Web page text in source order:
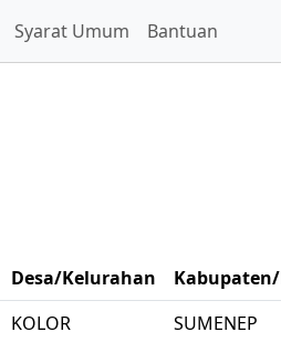
Syarat Umum Bantuan
Desa/Kelurahan
KOLOR SUMENEP